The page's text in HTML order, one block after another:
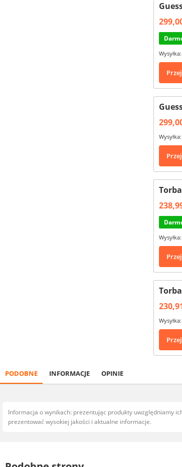
PODOBNE INFORMACJE OPINIE
Informacja o wynikach: prezentując produkty uwzględniamy
prezentować wysokiej jakości i aktualne informacje.